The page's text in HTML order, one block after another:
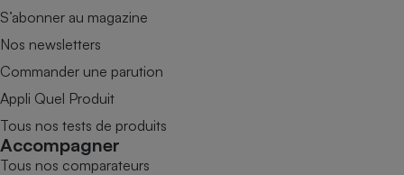
S’abonner au magazine
Nos newsletters
Commander une parution
Appli Quel Produit
Tous nos tests de produits
Accompagner
Tous nos comparateurs